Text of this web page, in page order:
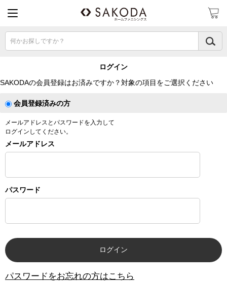
何かお探しですか？
ログイン
SAKODAの会員登録はお済みですか？対象の項目をご選択ください
会員登録済みの方
メールアドレスとパスワードを入力して
ログインしてください。
メールアドレス
パスワード
パスワードをお忘れの方はこちら